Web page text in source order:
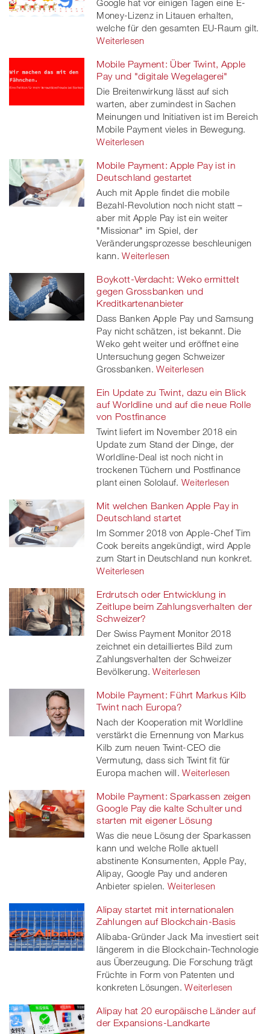
Google hat vor einigen Tagen eine E-
Money-Lizenz in Litauen erhalten,
welche für den gesamten EU-Raum gilt.
Weiterlesen
Mobile Payment: Über Twint, Apple
Pay und "digitale Wegelagerei"
Die Breitenwirkung lässt auf sich
warten, aber zumindest in Sachen
Meinungen und Initiativen ist im Bereich
Mobile Payment vieles in Bewegung.
Weiterlesen
Mobile Payment: Apple Pay ist in
Deutschland gestartet
Auch mit Apple findet die mobile
Bezahl-Revolution noch nicht statt –
aber mit Apple Pay ist ein weiter
"Missionar" im Spiel, der
Veränderungsprozesse beschleunigen
kann. Weiterlesen
Boykott-Verdacht: Weko ermittelt
gegen Grossbanken und
Kreditkartenanbieter
Dass Banken Apple Pay und Samsung
Pay nicht schätzen, ist bekannt. Die
Weko geht weiter und eröffnet eine
Untersuchung gegen Schweizer
Grossbanken. Weiterlesen
Ein Update zu Twint, dazu ein Blick
auf Worldline und auf die neue Rolle
von Postfinance
Twint liefert im November 2018 ein
Update zum Stand der Dinge, der
Worldline-Deal ist noch nicht in
trockenen Tüchern und Postfinance
plant einen Sololauf. Weiterlesen
Mit welchen Banken Apple Pay in
Deutschland startet
Im Sommer 2018 von Apple-Chef Tim
Cook bereits angekündigt, wird Apple
zum Start in Deutschland nun konkret.
Weiterlesen
Erdrutsch oder Entwicklung in
Zeitlupe beim Zahlungsverhalten der
Schweizer?
Der Swiss Payment Monitor 2018
zeichnet ein detailliertes Bild zum
Zahlungsverhalten der Schweizer
Bevölkerung. Weiterlesen
Mobile Payment: Führt Markus Kilb
Twint nach Europa?
Nach der Kooperation mit Worldline
verstärkt die Ernennung von Markus
Kilb zum neuen Twint-CEO die
Vermutung, dass sich Twint fit für
Europa machen will. Weiterlesen
Mobile Payment: Sparkassen zeigen
Google Pay die kalte Schulter und
starten mit eigener Lösung
Was die neue Lösung der Sparkassen
kann und welche Rolle aktuell
abstinente Konsumenten, Apple Pay,
Alipay, Google Pay und anderen
Anbieter spielen. Weiterlesen
Alipay startet mit internationalen
Zahlungen auf Blockchain-Basis
Alibaba-Gründer Jack Ma investiert seit
längerem in die Blockchain-Technologie
aus Überzeugung. Die Forschung trägt
Früchte in Form von Patenten und
konkreten Lösungen. Weiterlesen
Alipay hat 20 europäische Länder auf
der Expansions-Landkarte